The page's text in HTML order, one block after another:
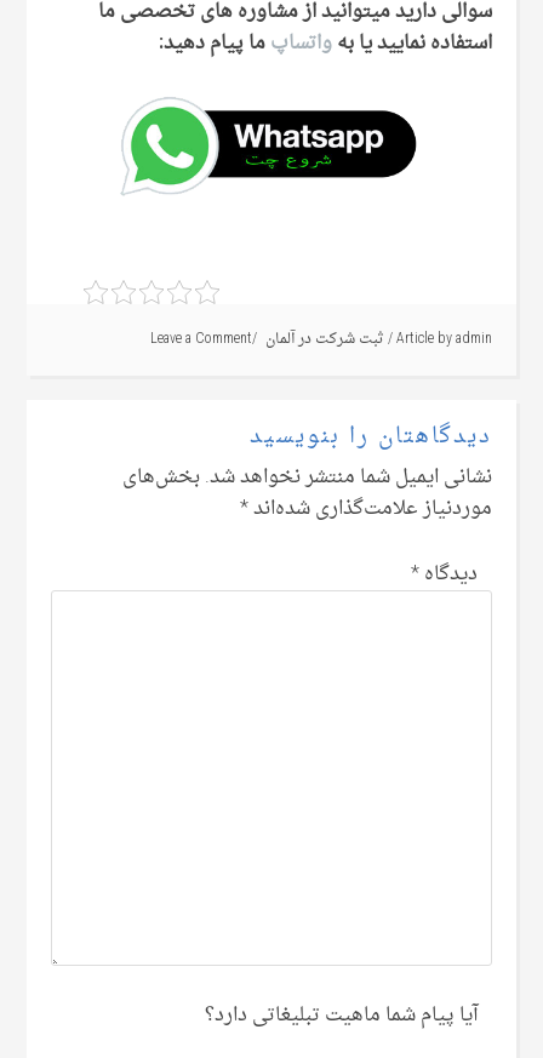
سوالی دارید میتوانید از مشاوره های تخصصی ما
استفاده نمایید یا بهواتساپما پیام دهید:
Article byadmin
/ثبت شرکت در آلمان Leave a Comment
دیدگاهتان را بنویسید
نشانی ایمیل شما منتشر نخواهد شد.بخش‌های
موردنیاز علامت‌گذاری شده‌اند*
دیدگاه*
آیا پیام شما ماهیت تبلیغاتی دارد؟